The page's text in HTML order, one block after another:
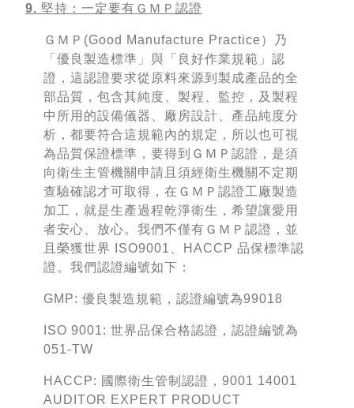
9. 堅持：一定要有ＧＭＰ認證
ＧＭＰ(Good Manufacture Practice）乃
「優良製造標準」與「良好作業規範」認
證，這認證要求從原料來源到製成產品的全
部品質，包含其純度、製程、監控，及製程
中所用的設備儀器、廠房設計、產品純度分
析，都要符合這規範內的規定，所以也可視
為品質保證標準，要得到ＧＭＰ認證，是須
向衛生主管機關申請且須經衛生機關不定期
查驗確認才可取得，在ＧＭＰ認證工廠製造
加工，就是生產過程乾淨衛生，希望讓愛用
者安心、放心。我們不僅有ＧＭＰ認證，並
且榮獲世界 ISO9001、HACCP 品保標準認
證。我們認證編號如下：
GMP: 優良製造規範，認證編號為99018
ISO 9001: 世界品保合格認證，認證編號為
051-TW
HACCP: 國際衛生管制認證，9001 14001
AUDITOR EXPERT PRODUCT